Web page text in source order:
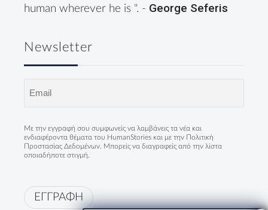
human wherever he is ". - George Seferis
Newsletter
Με την εγγραφή σου συμφωνείς να λαμβάνεις τα νέα και
ενδιαφέροντα θέματα του HumanStories και με την
Πολιτική
Προστασίας Δεδομένων . Μπορείς να διαγραφείς από την λίστα
οποιαδήποτε στιγμή.
ΕΓΓΡΑΦΗ